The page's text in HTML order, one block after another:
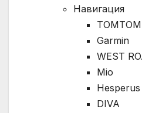
Навигация
TOMTOM
Garmin
WEST
Mio
Hesperus
DIVA